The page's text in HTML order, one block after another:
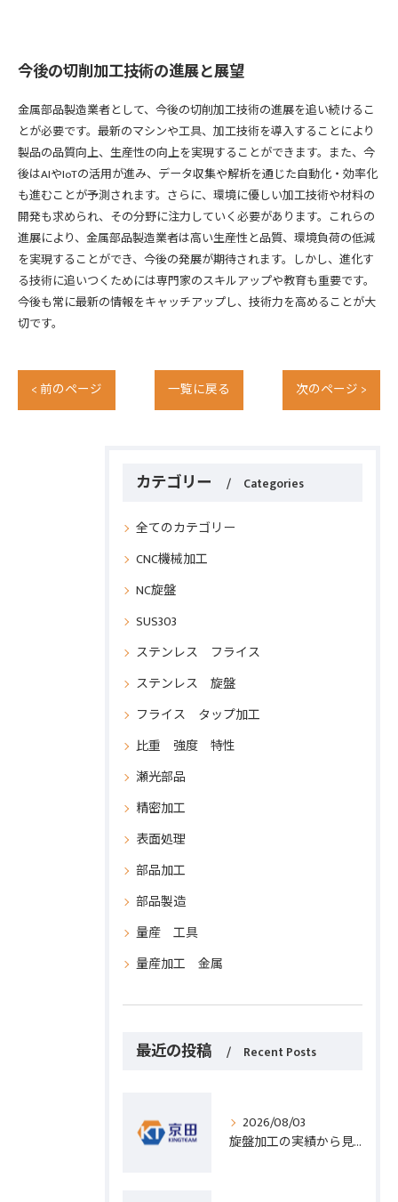
今後の切削加工技術の進展と展望
金属部品製造業者として、今後の切削加工技術の進展を追い続けるこ
とが必要です。最新のマシンや工具、加工技術を導入することにより
製品の品質向上、生産性の向上を実現することができます。また、今
後はAIやIoTの活用が進み、データ収集や解析を通じた自動化・効率化
も進むことが予測されます。さらに、環境に優しい加工技術や材料の
開発も求められ、その分野に注力していく必要があります。これらの
進展により、金属部品製造業者は高い生産性と品質、環境負荷の低減
を実現することができ、今後の発展が期待されます。しかし、進化す
る技術に追いつくためには専門家のスキルアップや教育も重要です。
今後も常に最新の情報をキャッチアップし、技術力を高めることが大
切です。
< 前のページ 一覧に戻る 次のページ >
カテゴリー Categories
全てのカテゴリー
CNC機械加工
NC旋盤
SUS303
ステンレス フライス
ステンレス 旋盤
フライス タップ加工
比重 強度 特性
瀬光部品
精密加工
表面処理
部品加工
部品製造
量産 工具
量産加工 金属
最近の投稿 Recent Posts
2026/08/03
旋盤加工の実績から見る発注先選びと人材事情のポイントを詳しく解説